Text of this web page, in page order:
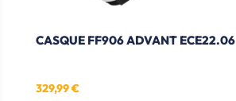
CASQUE FF906 ADVANT ECE22.06
Prix
329,99 €